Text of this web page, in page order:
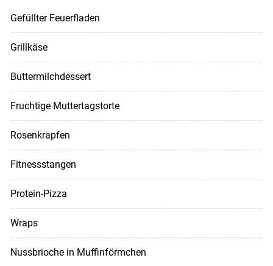
Gefüllter Feuerfladen
Grillkäse
Buttermilchdessert
Fruchtige Muttertagstorte
Rosenkrapfen
Fitnessstangen
Protein-Pizza
Wraps
Nussbrioche in Muffinförmchen